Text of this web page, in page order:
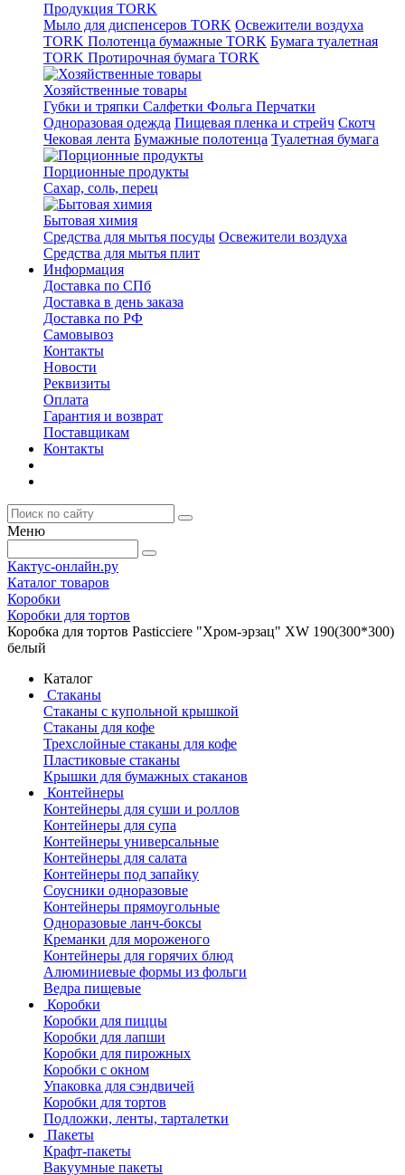
Продукция TORK
Мыло для диспенсеров TORK Освежители воздуха
TORK Полотенца бумажные TORK Бумага туалетная
TORK Протирочная бумага TORK
Хозяйственные товары
Губки и тряпки Салфетки Фольга Перчатки
Одноразовая одежда Пищевая пленка и стрейч Скотч
Чековая лента Бумажные полотенца Туалетная бумага
Порционные продукты
Сахар, соль, перец
Бытовая химия
Средства для мытья посуды Освежители воздуха
Средства для мытья плит
Информация
Доставка по СПб
Доставка в день заказа
Доставка по РФ
Самовывоз
Контакты
Новости
Реквизиты
Оплата
Гарантия и возврат
Поставщикам
Контакты
Меню
Кактус-онлайн.ру
Каталог товаров
Коробки
Коробки для тортов
Коробка для тортов Pasticciere "Хром-эрзац" XW 190(300*300)
белый
Каталог
Стаканы
Стаканы с купольной крышкой
Стаканы для кофе
Трехслойные стаканы для кофе
Пластиковые стаканы
Крышки для бумажных стаканов
Контейнеры
Контейнеры для суши и роллов
Контейнеры для супа
Контейнеры универсальные
Контейнеры для салата
Контейнеры под запайку
Соусники одноразовые
Контейнеры прямоугольные
Одноразовые ланч-боксы
Креманки для мороженого
Контейнеры для горячих блюд
Алюминиевые формы из фольги
Ведра пищевые
Коробки
Коробки для пиццы
Коробки для лапши
Коробки для пирожных
Коробки с окном
Упаковка для сэндвичей
Коробки для тортов
Подложки, ленты, тарталетки
Пакеты
Крафт-пакеты
Вакуумные пакеты